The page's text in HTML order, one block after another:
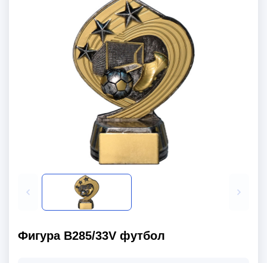
Фигура B285/33V футбол